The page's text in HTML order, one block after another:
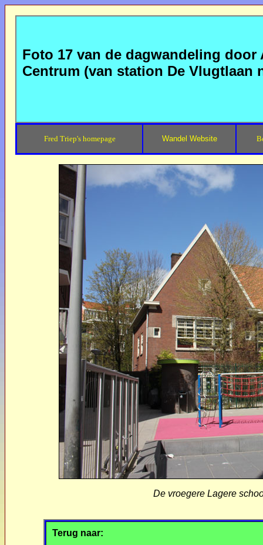
Foto 17 van de dagwandeling door
Centrum (van station De Vlugtlaan
Fred Triep's homepage Wandel Website
De vroegere Lagere
Terug naar: